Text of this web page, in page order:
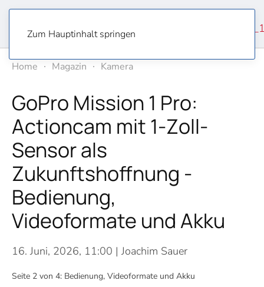
Zum Hauptinhalt springen
Home Magazin Kamera
GoPro Mission 1 Pro:
Actioncam mit 1-Zoll-
Sensor als
Zukunftshoffnung -
Bedienung,
Videoformate und Akku
16. Juni, 2026, 11:00 | Joachim Sauer
Seite 2 von 4: Bedienung, Videoformate und Akku